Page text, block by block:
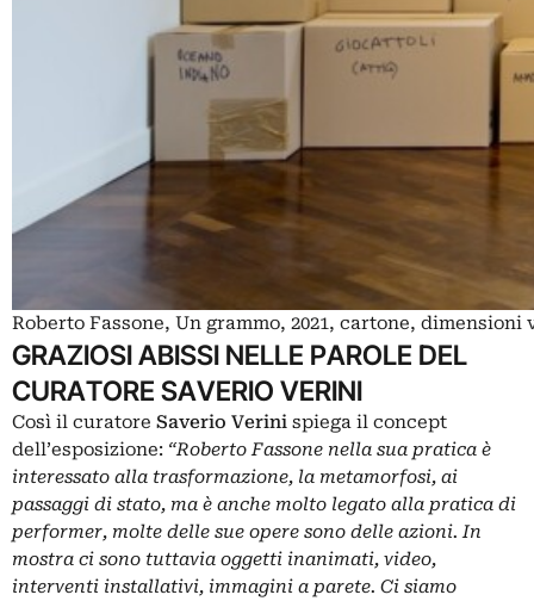
Roberto Fassone, Un grammo, 2021, cartone, dimensioni
GRAZIOSI ABISSI NELLE PAROLE DEL
CURATORE SAVERIO VERINI
Così il curatore Saverio Verini spiega il concept
dell’esposizione: “Roberto Fassone nella sua pratica è
interessato alla trasformazione, la metamorfosi, ai
passaggi di stato, ma è anche molto legato alla pratica di
performer, molte delle sue opere sono delle azioni. In
mostra ci sono tuttavia oggetti inanimati, video,
interventi installativi, immagini a parete. Ci siamo